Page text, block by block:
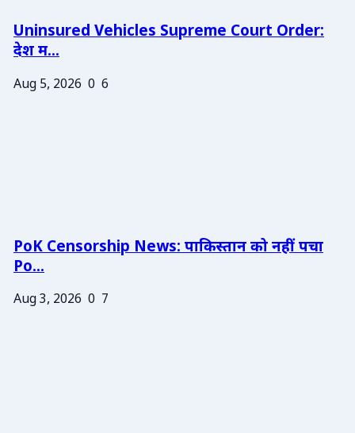
Uninsured Vehicles Supreme Court Order:
देश म...
Aug 5, 2026 0 6
PoK Censorship News: पाकिस्तान को नहीं पचा
Po...
Aug 3, 2026 0 7